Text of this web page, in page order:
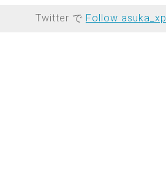
Twitter で Follow asuka_xp